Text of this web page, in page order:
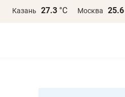
Казань 27.3 °С Москва 25.6